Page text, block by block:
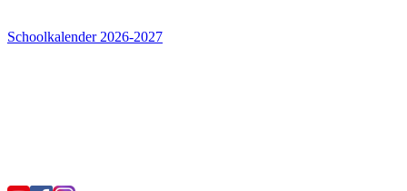
Schoolkalender 2026-2027